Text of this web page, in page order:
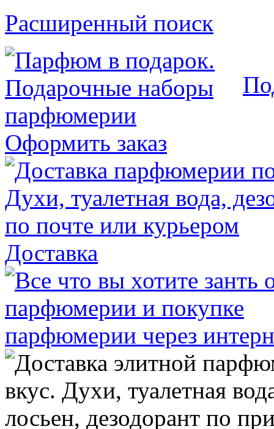
Расширенный поиск
Оформить заказ
Доставка